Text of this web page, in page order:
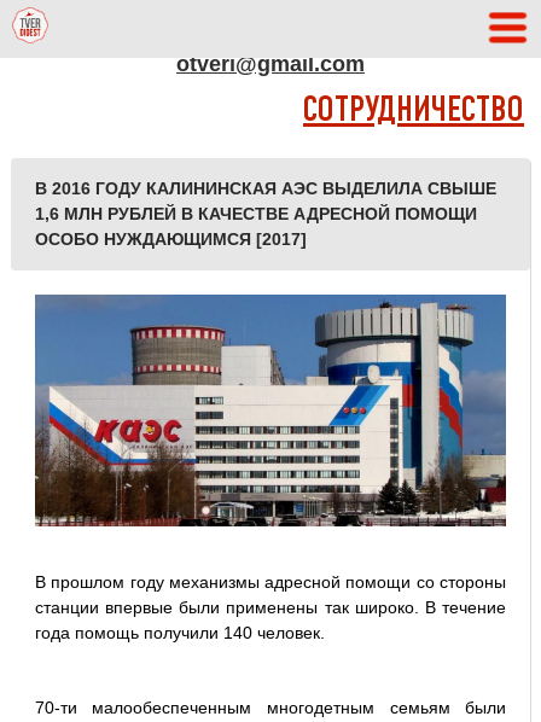
otveri@gmail.com
СОТРУДНИЧЕСТВО
В 2016 ГОДУ КАЛИНИНСКАЯ АЭС ВЫДЕЛИЛА СВЫШЕ
1,6 МЛН РУБЛЕЙ В КАЧЕСТВЕ АДРЕСНОЙ ПОМОЩИ
ОСОБО НУЖДАЮЩИМСЯ [2017]
В прошлом году механизмы адресной помощи со стороны
станции впервые были применены так широко. В течение
года помощь получили 140 человек.
70-ти малообеспеченным многодетным семьям были